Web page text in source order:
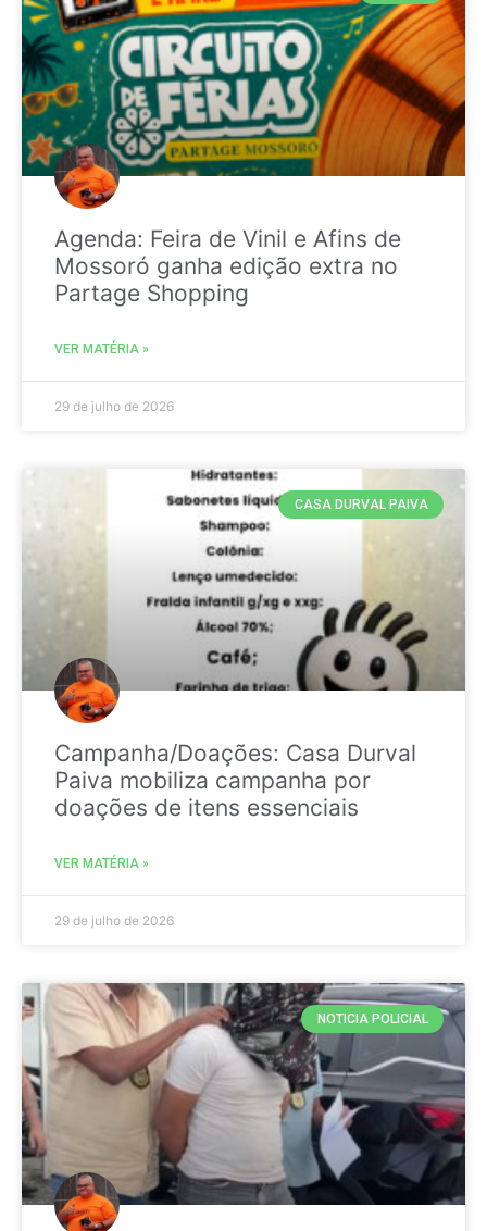
Agenda: Feira de Vinil e Afins de
Mossoró ganha edição extra no
Partage Shopping
VER MATÉRIA »
29 de julho de 2026
CASA DURVAL PAIVA
Campanha/Doações: Casa Durval
Paiva mobiliza campanha por
doações de itens essenciais
VER MATÉRIA »
29 de julho de 2026
NOTICIA POLICIAL